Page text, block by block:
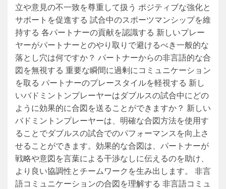
立や意見の不一致を尊重して扱う ポジティブな強化と
サポートを促進する 試合中のスポーツマンシップを維
持する 各パートナーの貢献を認識する 新しいプレー
ヤーがパートナーとのやり取りで避けるべき一般的な
落とし穴は何ですか？ パートナーからの非言語的な合
図を無視する 重要な瞬間に過剰にコミュニケーション
を取る パートナーのプレースタイルを軽視する 新し
いバドミントンプレーヤーはダブルスの試合中にどの
ように効果的に合図を送ることができますか？ 新しい
バドミントンプレーヤーは、明確な合図方法を使用す
ることでダブルスの試合でのパフォーマンスを向上さ
せることができます。効果的な合図は、パートナーが
戦略や意図を言葉による干渉なしに伝えるのを助け、
より良い協調性とチームワークを生み出します。 非言
語コミュニケーションの合図を理解する 非言語コミュ